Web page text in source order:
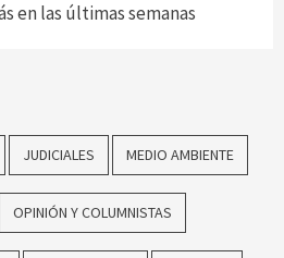
en las últimas semanas
JUDICIALES MEDIO AMBIENTE
OPINIÓN Y COLUMNISTAS